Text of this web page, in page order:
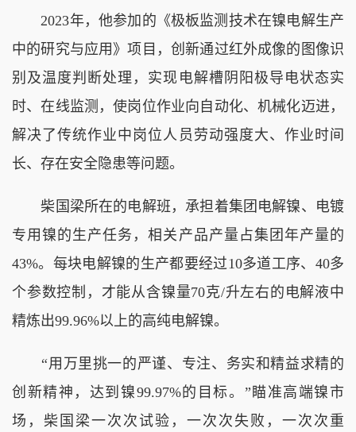
2023年，他参加的《极板监测技术在镍电解生产
中的研究与应用》项目，创新通过红外成像的图像识
别及温度判断处理，实现电解槽阴阳极导电状态实
时、在线监测，使岗位作业向自动化、机械化迈进，
解决了传统作业中岗位人员劳动强度大、作业时间
长、存在安全隐患等问题。
柴国梁所在的电解班，承担着集团电解镍、电镀
专用镍的生产任务，相关产品产量占集团年产量的
43%。每块电解镍的生产都要经过10多道工序、40多
个参数控制，才能从含镍量70克/升左右的电解液中
精炼出99.96%以上的高纯电解镍。
“用万里挑一的严谨、专注、务实和精益求精的
创新精神，达到镍99.97%的目标。”瞄准高端镍市
场，柴国梁一次次试验，一次次失败，一次次重